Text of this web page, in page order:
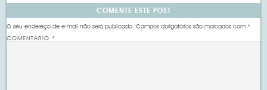
COMENTE ESTE POST
O seu endereço de e-mail não será publicado. Campos obrigatórios são marcados com*
COMENTÁRIO*